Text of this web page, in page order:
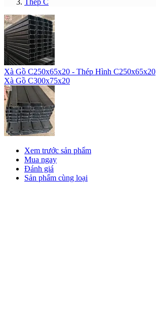
Thép C
Xà Gồ C250x65x20 - Thép Hình C250x65x20
Xà Gồ C300x75x20
Xem trước sản phẩm
Mua ngay
Đánh giá
Sản phẩm cùng loại